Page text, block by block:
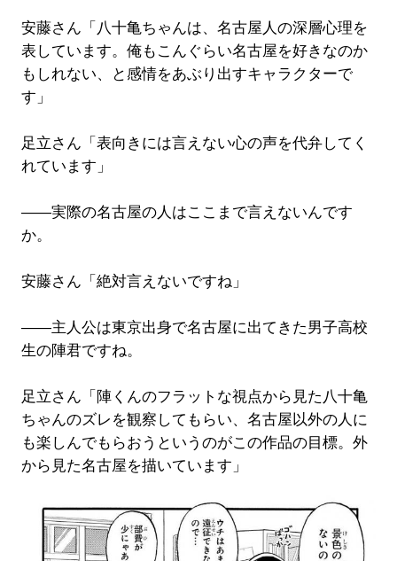
安藤さん「八十亀ちゃんは、名古屋人の深層心理を
表しています。俺もこんぐらい名古屋を好きなのか
もしれない、と感情をあぶり出すキャラクターで
す」
足立さん「表向きには言えない心の声を代弁してく
れています」
――実際の名古屋の人はここまで言えないんです
か。
安藤さん「絶対言えないですね」
――主人公は東京出身で名古屋に出てきた男子高校
生の陣君ですね。
足立さん「陣くんのフラットな視点から見た八十亀
ちゃんのズレを観察してもらい、名古屋以外の人に
も楽しんでもらおうというのがこの作品の目標。外
から見た名古屋を描いています」